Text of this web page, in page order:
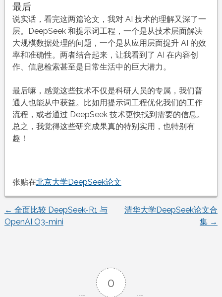
最后
说实话，看完这两篇论文，我对 AI 技术的理解又深了一
层。DeepSeek 和提示词工程，一个是从技术层面解决
大规模数据处理的问题，一个是从应用层面提升 AI 的效
率和准确性。两者结合起来，让我看到了 AI 在内容创
作、信息检索甚至是日常生活中的巨大潜力。
最后嘛，感觉这些技术不仅是科研人员的专属，我们普
通人也能从中获益。比如用提示词工程优化我们的工作
流程，或者通过 DeepSeek 技术更快找到需要的信息。
总之，我觉得这些研究成果真的特别实用，也特别有
趣！
张贴在北京大学DeepSeek论文
文
← 全面比较 DeepSeek-R1 与
OpenAI O3-mini
清华大学DeepSeek论文合
集 →
0